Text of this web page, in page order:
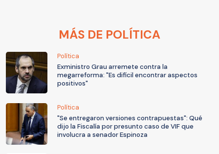
MÁS DE POLÍTICA
Política
Exministro Grau arremete contra la
megarreforma: "Es difícil encontrar aspectos
positivos"
Política
"Se entregaron versiones contrapuestas": Qué
dijo la Fiscalía por presunto caso de VIF que
involucra a senador Espinoza